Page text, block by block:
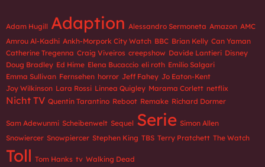
Adam Hugill Adaption Alessandro Sermoneta Amazon AMC
Amrou Al-Kadhi Ankh-Morpork City Watch BBC Brian Kelly Can Yaman
Catherine Tregenna Craig Viveiros creepshow Davide Lantieri Disney
Doug Bradley Ed Hime Elena Bucaccio eli roth Emilio Salgari
Emma Sullivan Fernsehen horror Jeff Fahey Jo Eaton-Kent
Joy Wilkinson Lara Rossi Linnea Quigley Marama Corlett netflix
Nicht TV Quentin Tarantino Reboot Remake Richard Dormer
Sam Adewunmi Scheibenwelt Sequel Serie Simon Allen
Snowiercer Snowpiercer Stephen King TBS Terry Pratchett The Watch
Toll Tom Hanks tv Walking Dead